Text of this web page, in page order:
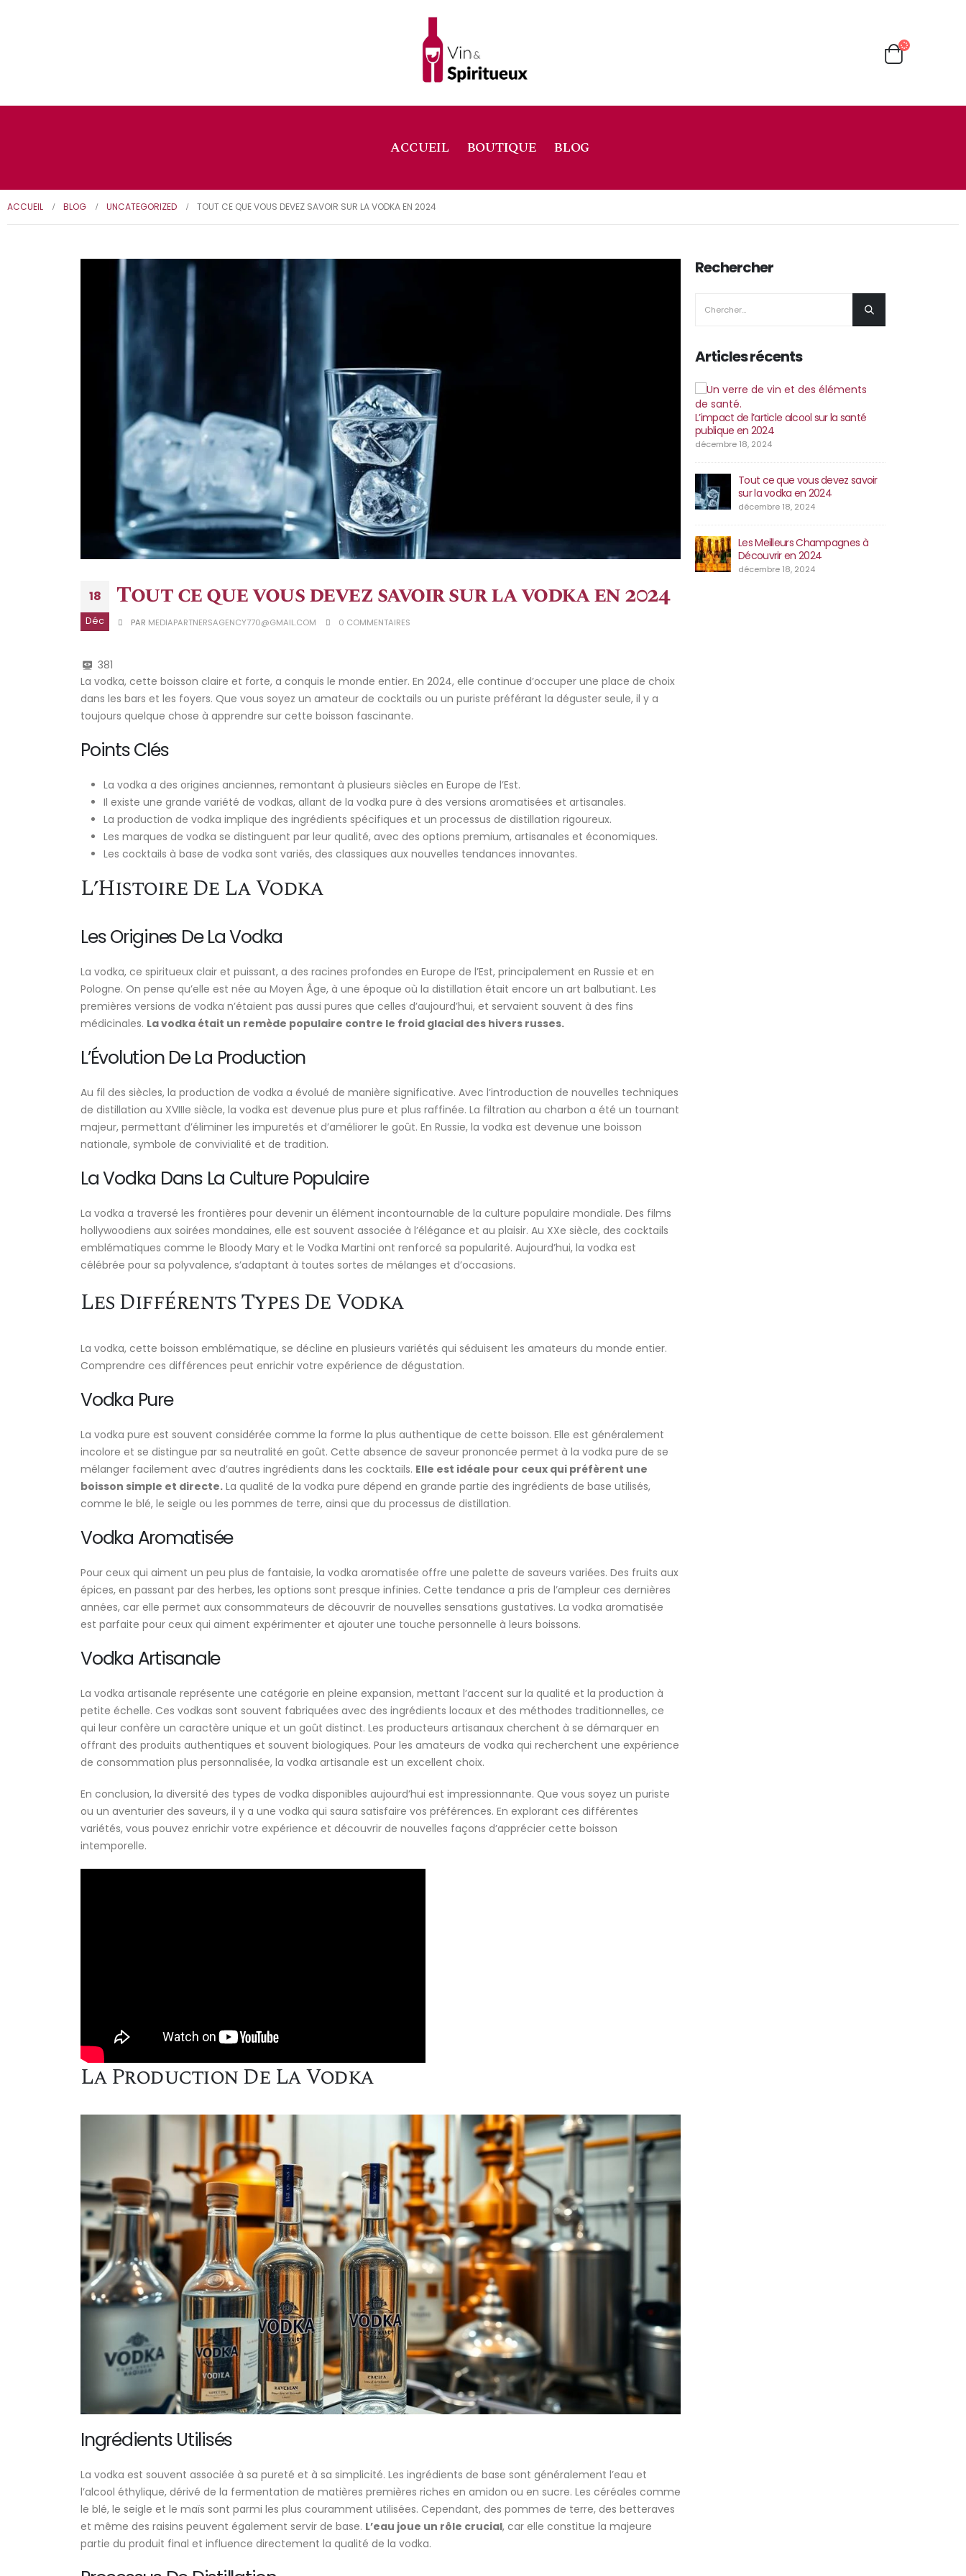
ACCUEIL BOUTIQUE BLOG
ACCUEIL BLOG UNCATEGORIZED TOUT CE QUE VOUS DEVEZ SAVOIR SUR LA VODKA EN 2024
18
Déc
Tout ce que vous devez savoir sur la vodka en 2024
PAR MEDIAPARTNERSAGENCY770@GMAIL.COM 0 COMMENTAIRES
381
La vodka, cette boisson claire et forte, a conquis le monde entier. En 2024, elle continue d’occuper une place de choix
dans les bars et les foyers. Que vous soyez un amateur de cocktails ou un puriste préférant la déguster seule, il y a
toujours quelque chose à apprendre sur cette boisson fascinante.
Points Clés
La vodka a des origines anciennes, remontant à plusieurs siècles en Europe de l’Est.
Il existe une grande variété de vodkas, allant de la vodka pure à des versions aromatisées et artisanales.
La production de vodka implique des ingrédients spécifiques et un processus de distillation rigoureux.
Les marques de vodka se distinguent par leur qualité, avec des options premium, artisanales et économiques.
Les cocktails à base de vodka sont variés, des classiques aux nouvelles tendances innovantes.
L’Histoire De La Vodka
Les Origines De La Vodka
La vodka, ce spiritueux clair et puissant, a des racines profondes en Europe de l’Est, principalement en Russie et en
Pologne. On pense qu’elle est née au Moyen Âge, à une époque où la distillation était encore un art balbutiant. Les
premières versions de vodka n’étaient pas aussi pures que celles d’aujourd’hui, et servaient souvent à des fins
médicinales. La vodka était un remède populaire contre le froid glacial des hivers russes.
L’Évolution De La Production
Au fil des siècles, la production de vodka a évolué de manière significative. Avec l’introduction de nouvelles techniques
de distillation au XVIIIe siècle, la vodka est devenue plus pure et plus raffinée. La filtration au charbon a été un tournant
majeur, permettant d’éliminer les impuretés et d’améliorer le goût. En Russie, la vodka est devenue une boisson
nationale, symbole de convivialité et de tradition.
La Vodka Dans La Culture Populaire
La vodka a traversé les frontières pour devenir un élément incontournable de la culture populaire mondiale. Des films
hollywoodiens aux soirées mondaines, elle est souvent associée à l’élégance et au plaisir. Au XXe siècle, des cocktails
emblématiques comme le Bloody Mary et le Vodka Martini ont renforcé sa popularité. Aujourd’hui, la vodka est
célébrée pour sa polyvalence, s’adaptant à toutes sortes de mélanges et d’occasions.
Les Différents Types De Vodka
La vodka, cette boisson emblématique, se décline en plusieurs variétés qui séduisent les amateurs du monde entier.
Comprendre ces différences peut enrichir votre expérience de dégustation.
Vodka Pure
La vodka pure est souvent considérée comme la forme la plus authentique de cette boisson. Elle est généralement
incolore et se distingue par sa neutralité en goût. Cette absence de saveur prononcée permet à la vodka pure de se
mélanger facilement avec d’autres ingrédients dans les cocktails. Elle est idéale pour ceux qui préfèrent une
boisson simple et directe. La qualité de la vodka pure dépend en grande partie des ingrédients de base utilisés,
comme le blé, le seigle ou les pommes de terre, ainsi que du processus de distillation.
Vodka Aromatisée
Pour ceux qui aiment un peu plus de fantaisie, la vodka aromatisée offre une palette de saveurs variées. Des fruits aux
épices, en passant par des herbes, les options sont presque infinies. Cette tendance a pris de l’ampleur ces dernières
années, car elle permet aux consommateurs de découvrir de nouvelles sensations gustatives. La vodka aromatisée
est parfaite pour ceux qui aiment expérimenter et ajouter une touche personnelle à leurs boissons.
Vodka Artisanale
La vodka artisanale représente une catégorie en pleine expansion, mettant l’accent sur la qualité et la production à
petite échelle. Ces vodkas sont souvent fabriquées avec des ingrédients locaux et des méthodes traditionnelles, ce
qui leur confère un caractère unique et un goût distinct. Les producteurs artisanaux cherchent à se démarquer en
offrant des produits authentiques et souvent biologiques. Pour les amateurs de vodka qui recherchent une expérience
de consommation plus personnalisée, la vodka artisanale est un excellent choix.
En conclusion, la diversité des types de vodka disponibles aujourd’hui est impressionnante. Que vous soyez un puriste
ou un aventurier des saveurs, il y a une vodka qui saura satisfaire vos préférences. En explorant ces différentes
variétés, vous pouvez enrichir votre expérience et découvrir de nouvelles façons d’apprécier cette boisson
intemporelle.
La Production De La Vodka
Ingrédients Utilisés
La vodka est souvent associée à sa pureté et à sa simplicité. Les ingrédients de base sont généralement l’eau et
l’alcool éthylique, dérivé de la fermentation de matières premières riches en amidon ou en sucre. Les céréales comme
le blé, le seigle et le maïs sont parmi les plus couramment utilisées. Cependant, des pommes de terre, des betteraves
et même des raisins peuvent également servir de base. L’eau joue un rôle crucial, car elle constitue la majeure
partie du produit final et influence directement la qualité de la vodka.
Rechercher
Articles récents
L’impact de l’article alcool sur la santé
publique en 2024
décembre 18, 2024
Tout ce que vous devez savoir
sur la vodka en 2024
décembre 18, 2024
Les Meilleurs Champagnes à
Découvrir en 2024
décembre 18, 2024